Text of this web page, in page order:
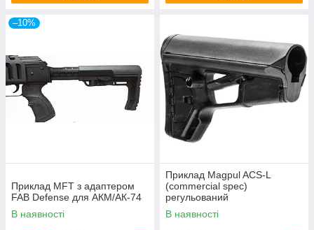
–10%
Приклад MFT з адаптером
FAB Defense для АКМ/АК-74
В наявності
Приклад Magpul ACS-L
(commercial spec)
регульований
В наявності